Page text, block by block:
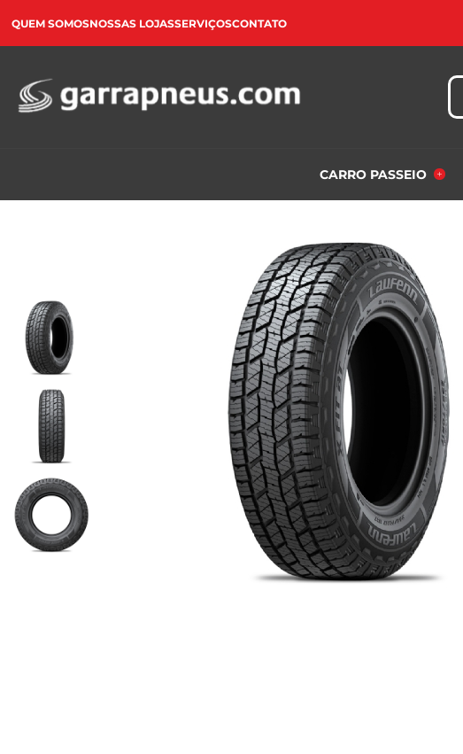
QUEM SOMOSNOSSAS LOJASSERVIÇOSCONTATO
CARRO PASSEIO